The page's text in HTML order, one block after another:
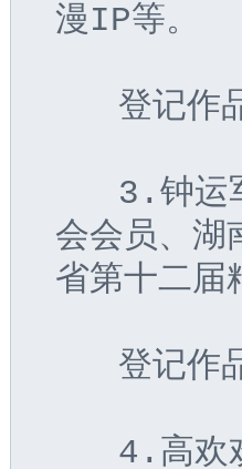
漫IP等。
登记作品
3.钟运军
会会员、湖
省第十二届
登记作品
4.高欢欢